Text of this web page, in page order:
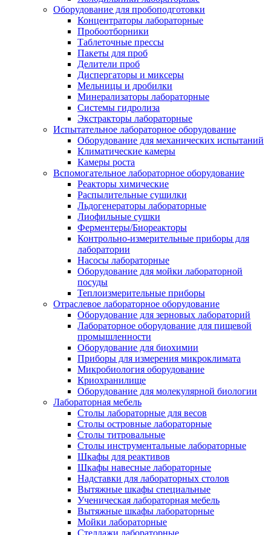
Оборудование для пробоподготовки
Концентраторы лабораторные
Пробоотборники
Таблеточные прессы
Пакеты для проб
Делители проб
Диспергаторы и миксеры
Мельницы и дробилки
Минерализаторы лабораторные
Системы гидролиза
Экстракторы лабораторные
Испытательное лабораторное оборудование
Оборудование для механических испытаний
Климатические камеры
Камеры роста
Вспомогательное лабораторное оборудование
Реакторы химические
Распылительные сушилки
Льдогенераторы лабораторные
Лиофильные сушки
Ферментеры/Биореакторы
Контрольно-измерительные приборы для
лаборатории
Насосы лабораторные
Оборудование для мойки лабораторной
посуды
Теплоизмерительные приборы
Отраслевое лабораторное оборудование
Оборудование для зерновых лабораторий
Лабораторное оборудование для пищевой
промышленности
Оборудование для биохимии
Приборы для измерения микроклимата
Микробиология оборудование
Криохранилище
Оборудование для молекулярной биологии
Лабораторная мебель
Столы лабораторные для весов
Столы островные лабораторные
Столы титровальные
Столы инструментальные лабораторные
Шкафы для реактивов
Шкафы навесные лабораторные
Надставки для лабораторных столов
Вытяжные шкафы специальные
Ученическая лабораторная мебель
Вытяжные шкафы лабораторные
Мойки лабораторные
Стеллажи лабораторные